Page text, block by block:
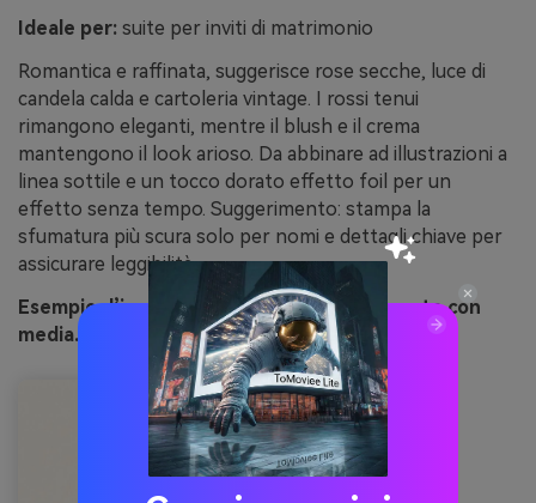
Ideale per: suite per inviti di matrimonio
Romantica e raffinata, suggerisce rose secche, luce di
candela calda e cartoleria vintage. I rossi tenui
rimangono eleganti, mentre il blush e il crema
mantengono il look arioso. Da abbinare ad illustrazioni a
linea sottile e un tocco dorato effetto foil per un
effetto senza tempo. Suggerimento: stampa la
sfumatura più scura solo per nomi e dettagli chiave per
assicurare leggibilità.
Esempio d’immagine di rosa di siena generato con
media.io